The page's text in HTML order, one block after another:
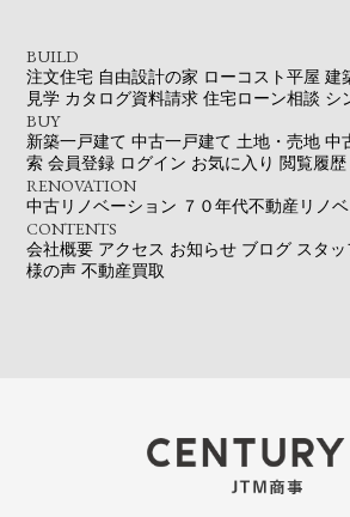
BUILD
注文住宅 自由設計の家 ローコスト平屋 建
見学 カタログ資料請求 住宅ローン相談 シ
BUY
新築一戸建て 中古一戸建て 土地・売地 中
索 会員登録 ログイン お気に入り 閲覧履歴
RENOVATION
中古リノベーション ７０年代不動産リノベ
CONTENTS
会社概要 アクセス お知らせ ブログ スタ
様の声 不動産買取